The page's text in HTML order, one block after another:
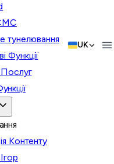
тунелювання
Функції
Контенту
UK